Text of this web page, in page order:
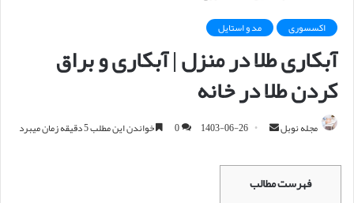
اکسسوری مد و استایل
آبکاری طلا در منزل | آبکاری و براق
کردن طلا در خانه
مجله نوبل
س
ا
1403-06-26
0 خواندن این مطلب 5 دقیقه زمان میبرد
فهرست مطالب